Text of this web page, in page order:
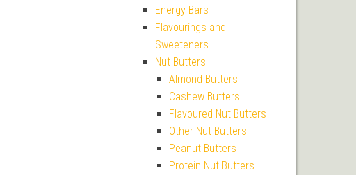
Energy Bars
Flavourings and
Sweeteners
Nut Butters
Almond Butters
Cashew Butters
Flavoured Nut Butters
Other Nut Butters
Peanut Butters
Protein Nut Butters